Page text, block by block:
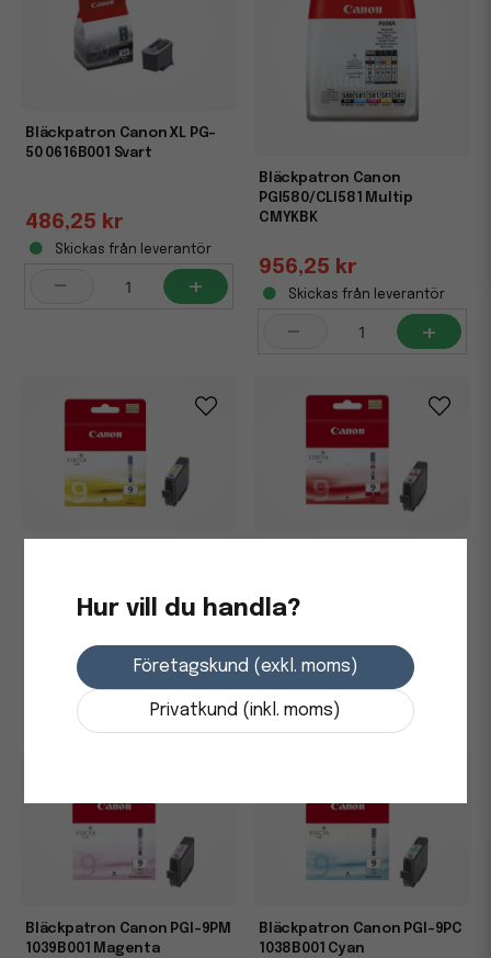
Bläckpatron Canon XL PG-
50 0616B001 Svart
486,25 kr
Skickas från leverantör
- +
Bläckpatron Canon
PGI580/CLI581 Multip
CMYKBK
956,25 kr
Skickas från leverantör
- +
243,75 kr
Skickas från leverantör
+
243,75 kr
Skickas från leverantör
-
Bläckpatron Canon PGI-9PM
1039B001 Magenta
Bläckpatron Canon PGI-9PC
1038B001 Cyan
Hur vill du handla?
Företagskund (exkl. moms)
Privatkund (inkl. moms)